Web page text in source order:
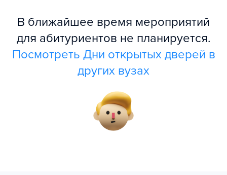
В ближайшее время мероприятий
для абитуриентов не планируется.
Посмотреть Дни открытых дверей в
других вузах